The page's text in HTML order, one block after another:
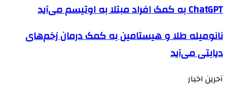
ChatGPT به کمک افراد مبتلا به اوتیسم می‌آید
نانومیله طلا و هیستامین به کمک درمان زخم‌های
دیابتی می‌آید
آحرین اخبار